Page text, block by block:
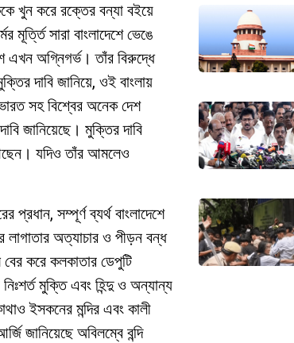
খুন করে রক্তের বন্যা বইয়ে
সারা বাংলাদেশে ভেঙে
এখন অগ্নিগর্ভ। তাঁর বিরুদ্ধে
দাবি জানিয়ে, ওই বাংলায়
সহ বিশ্বের অনেক দেশ
জানিয়েছে। মুক্তির দাবি
আছেন। যদিও তাঁর আমলেও
সম্পূর্ণ ব্যর্থ বাংলাদেশে
অত্যাচার ও পীড়ন বন্ধ
করে কলকাতার ডেপুটি
মুক্তি এবং হিন্দু ও অন্যান্য
ইসকনের মন্দির এবং কালী
জানিয়েছে অবিলম্বে বন্দি